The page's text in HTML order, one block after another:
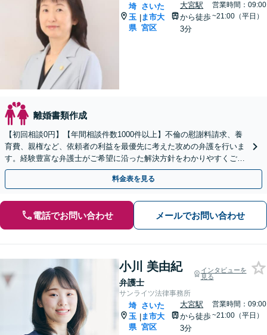
埼
玉
県
|
さいた
ま市大
宮区
大宮駅
から徒歩
3分
営業時間：09:00
~21:00（平日）
離婚書類作成
【初回相談0円】【年間相談件数1000件以上】不倫の慰謝料請求、養
育費、親権など、依頼者の利益を最優先に考えた攻めの弁護を行いま
す。経験豊富な弁護士がご希望に沿った解決方針をわかりやすくご提
案します。お気軽にお問合せ下さい。
料金表を見る
電話でお問い合わせ メールでお問い合わせ
小川 美由紀
弁護士
インタビューを
見る
サンライツ法律事務所
埼
玉
県
|
さいた
ま市大
宮区
大宮駅
から徒歩
3分
営業時間：09:00
~21:00（平日）